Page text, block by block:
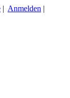
| Anmelden |